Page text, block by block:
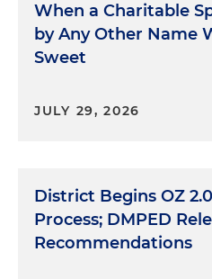
When a Charitable
by Any Other Name
Sweet
JULY 29, 2026
District Begins OZ
Process; DMPED
Recommendations